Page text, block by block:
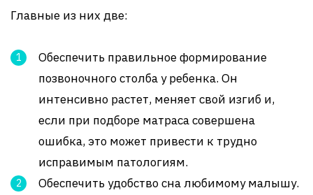
Главные из них две:
Обеспечить правильное формирование
позвоночного столба у ребенка. Он
интенсивно растет, меняет свой изгиб и,
если при подборе матраса совершена
ошибка, это может привести к трудно
исправимым патологиям.
Обеспечить удобство сна любимому малышу.